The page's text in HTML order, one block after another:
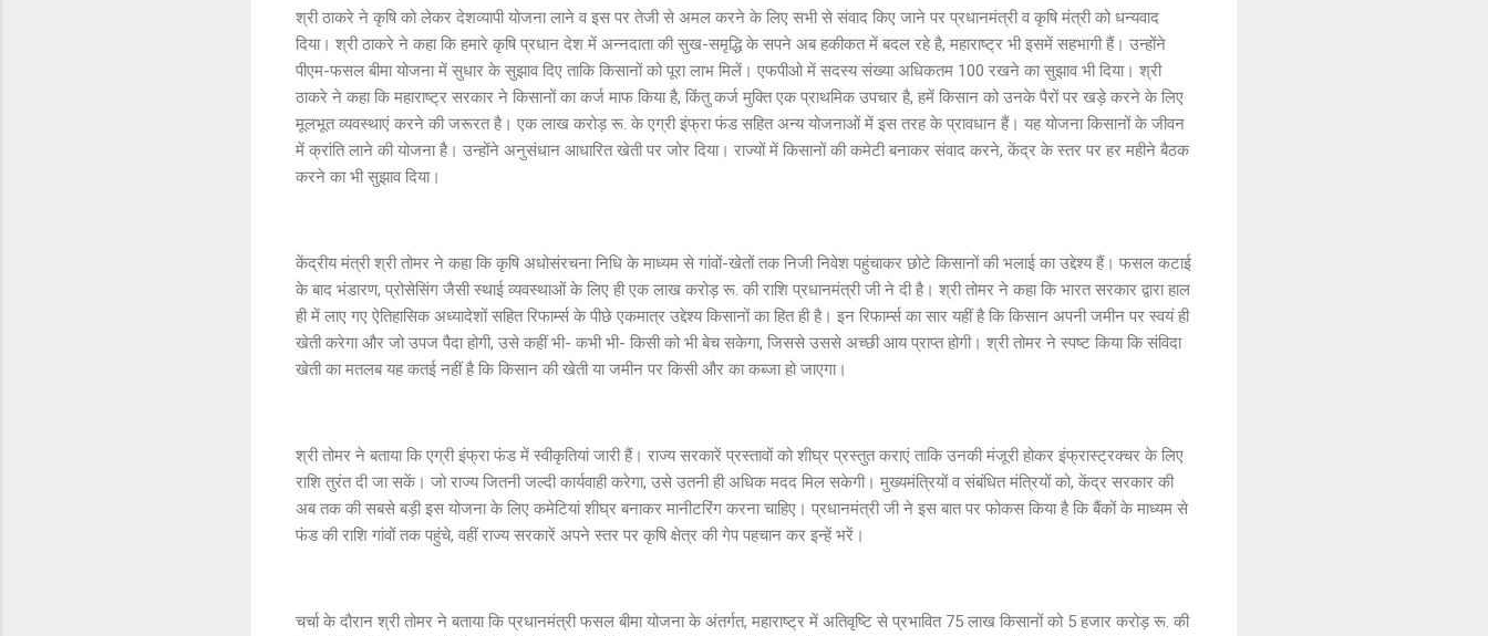
श्री ठाकरे ने कृषि को लेकर देशव्यापी योजना लाने व इस पर तेजी से अमल करने के लिए सभी से संवाद किए जाने पर प्रधानमंत्री व कृषि मंत्री को धन्यवाद
दिया। श्री ठाकरे ने कहा कि हमारे कृषि प्रधान देश में अन्नदाता की सुख-समृद्धि के सपने अब हकीकत में बदल रहे है, महाराष्ट्र भी इसमें सहभागी हैं। उन्होंने
पीएम-फसल बीमा योजना में सुधार के सुझाव दिए ताकि किसानों को पूरा लाभ मिलें। एफपीओ में सदस्य संख्या अधिकतम 100 रखने का सुझाव भी दिया। श्री
ठाकरे ने कहा कि महाराष्ट्र सरकार ने किसानों का कर्ज माफ किया है, किंतु कर्ज मुक्ति एक प्राथमिक उपचार है, हमें किसान को उनके पैरों पर खड़े करने के लिए
मूलभूत व्यवस्थाएं करने की जरूरत है। एक लाख करोड़ रू. के एग्री इंफ्रा फंड सहित अन्य योजनाओं में इस तरह के प्रावधान हैं। यह योजना किसानों के जीवन
में क्रांति लाने की योजना है। उन्होंने अनुसंधान आधारित खेती पर जोर दिया। राज्यों में किसानों की कमेटी बनाकर संवाद करने, केंद्र के स्तर पर हर महीने बैठक
करने का भी सुझाव दिया।
केंद्रीय मंत्री श्री तोमर ने कहा कि कृषि अधोसंरचना निधि के माध्यम से गांवों-खेतों तक निजी निवेश पहुंचाकर छोटे किसानों की भलाई का उद्देश्य हैं। फसल कटाई
के बाद भंडारण, प्रोसेसिंग जैसी स्थाई व्यवस्थाओं के लिए ही एक लाख करोड़ रू. की राशि प्रधानमंत्री जी ने दी है। श्री तोमर ने कहा कि भारत सरकार द्वारा हाल
ही में लाए गए ऐतिहासिक अध्यादेशों सहित रिफार्म्स के पीछे एकमात्र उद्देश्य किसानों का हित ही है। इन रिफार्म्स का सार यहीं है कि किसान अपनी जमीन पर स्वयं ही
खेती करेगा और जो उपज पैदा होगी, उसे कहीं भी- कभी भी- किसी को भी बेच सकेगा, जिससे उससे अच्छी आय प्राप्त होगी। श्री तोमर ने स्पष्ट किया कि संविदा
खेती का मतलब यह कतई नहीं है कि किसान की खेती या जमीन पर किसी और का कब्जा हो जाएगा।
श्री तोमर ने बताया कि एग्री इंफ्रा फंड में स्वीकृतियां जारी हैं। राज्य सरकारें प्रस्तावों को शीघ्र प्रस्तुत कराएं ताकि उनकी मंजूरी होकर इंफ्रास्ट्रक्चर के लिए
राशि तुरंत दी जा सकें। जो राज्य जितनी जल्दी कार्यवाही करेगा, उसे उतनी ही अधिक मदद मिल सकेगी। मुख्यमंत्रियों व संबंधित मंत्रियों को, केंद्र सरकार की
अब तक की सबसे बड़ी इस योजना के लिए कमेटियां शीघ्र बनाकर मानीटरिंग करना चाहिए। प्रधानमंत्री जी ने इस बात पर फोकस किया है कि बैंकों के माध्यम से
फंड की राशि गांवों तक पहुंचे, वहीं राज्य सरकारें अपने स्तर पर कृषि क्षेत्र की गेप पहचान कर इन्हें भरें।
चर्चा के दौरान श्री तोमर ने बताया कि प्रधानमंत्री फसल बीमा योजना के अंतर्गत, महाराष्ट्र में अतिवृष्टि से प्रभावित 75 लाख किसानों को 5 हजार करोड़ रू. की